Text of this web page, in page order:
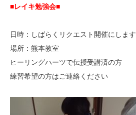
■レイキ勉強会■
日時：しばらくリクエスト開催にします
場所：熊本教室
ヒーリングハーツで伝授受講済の方
練習希望の方はご連絡ください